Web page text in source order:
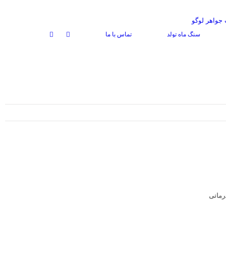
سنگ ماه تولد تماس با ما